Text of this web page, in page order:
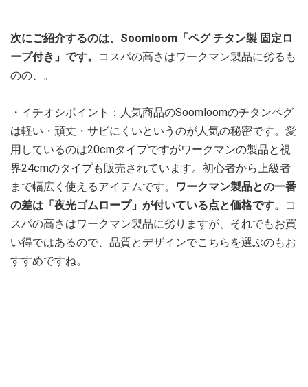
次にご紹介するのは、Soomloom「ペグ チタン製 固定ロ
ープ付き」です。
コスパの高さはワークマン製品に劣るも
のの、。
・イチオシポイント：人気商品のSoomloomのチタンペグ
は軽い・頑丈・サビにくいというのが人気の秘密です。愛
用しているのは20cmタイプですがワークマンの製品と視
界24cmのタイプも販売されています。初心者から上級者
まで幅広く使えるアイテムです。
ワークマン製品との一番
の差は「夜光ゴムロープ」が付いている点と価格です。
コ
スパの高さはワークマン製品に劣りますが、それでもお買
い得ではあるので、品質とデザインでこちらを選ぶのもお
すすめですね。